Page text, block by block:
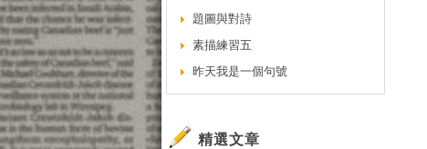
題圖與對詩
素描練習五
昨天我是一個句號
精選文章